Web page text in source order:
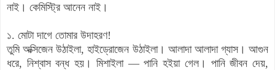
নাই। কেমিস্ট্রি আনেন নাই।
১. মোটা দাগে তোমার উদাহরণ!
তুমি অক্সিজেন উঠাইলা, হাইড্রোজেন উঠাইলা। আলাদা আলাদা গ্যাস। আগুন
ধরে, নিশ্বাস বন্ধ হয়। মিশাইলা — পানি হইয়া গেল। পানি জীবন দেয়,